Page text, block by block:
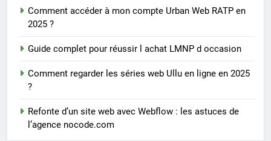
Comment accéder à mon compte Urban Web RATP en
2025 ?
Guide complet pour réussir l achat LMNP d occasion
Comment regarder les séries web Ullu en ligne en 2025
?
Refonte d’un site web avec Webflow : les astuces de
l’agence nocode.com